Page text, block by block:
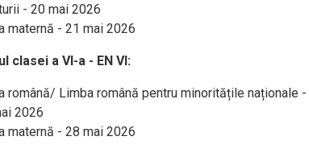
- 20 mai 2026
maternă - 21 mai 2026
clasei a VI-a - EN VI:
română/ Limba română pentru minoritățile naționale
2026
maternă - 28 mai 2026